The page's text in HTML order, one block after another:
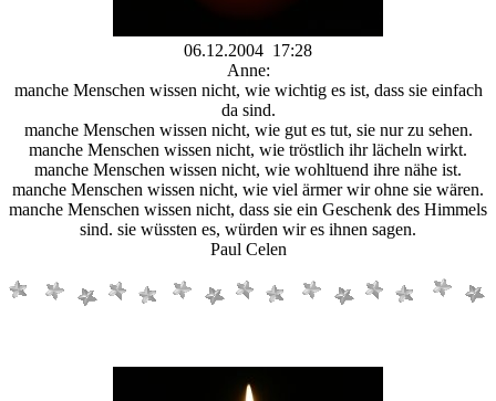
06.12.2004 17:28
Anne:
manche Menschen wissen nicht, wie wichtig es ist, dass sie einfach
da sind.
manche Menschen wissen nicht, wie gut es tut, sie nur zu sehen.
manche Menschen wissen nicht, wie tröstlich ihr lächeln wirkt.
manche Menschen wissen nicht, wie wohltuend ihre nähe ist.
manche Menschen wissen nicht, wie viel ärmer wir ohne sie wären.
manche Menschen wissen nicht, dass sie ein Geschenk des Himmels
sind. sie wüssten es, würden wir es ihnen sagen.
Paul Celen